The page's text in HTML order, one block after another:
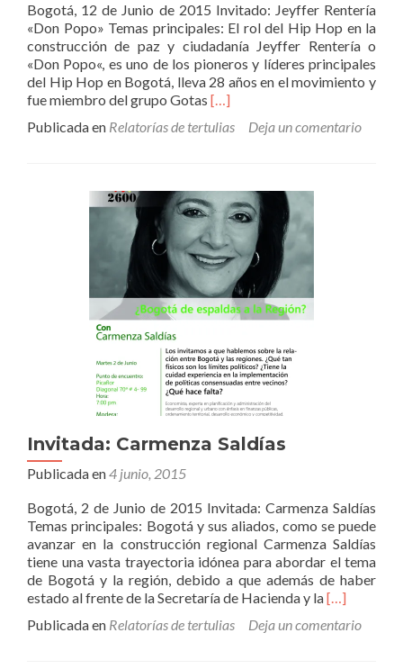
Bogotá, 12 de Junio de 2015 Invitado: Jeyffer Rentería
«Don Popo» Temas principales: El rol del Hip Hop en la
construcción de paz y ciudadanía Jeyffer Rentería o
«Don Popo«, es uno de los pioneros y líderes principales
del Hip Hop en Bogotá, lleva 28 años en el movimiento y
fue miembro del grupo Gotas Leer
Jeyffer
Popo»
[…]
Publicada en Relatorías de tertulias Deja un comentario
Invitada: Carmenza Saldías
Publicada en4 junio, 2015
Bogotá, 2 de Junio de 2015 Invitada: Carmenza Saldías
Temas principales: Bogotá y sus aliados, como se puede
avanzar en la construcción regional Carmenza Saldías
tiene una vasta trayectoria idónea para abordar el tema
de Bogotá y la región, debido a que además de haber
estado al frente de la Secretaría de Hacienda y laLeer
Carmenza
[…]
Publicada en Relatorías de tertulias Deja un comentario